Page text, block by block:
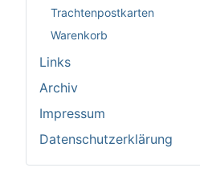
Trachtenpostkarten
Warenkorb
Links
Archiv
Impressum
Datenschutzerklärung